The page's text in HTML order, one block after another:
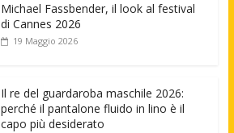
Michael Fassbender, il look al festival
di Cannes 2026
19 Maggio 2026
Il re del guardaroba maschile 2026:
perché il pantalone fluido in lino è il
capo più desiderato